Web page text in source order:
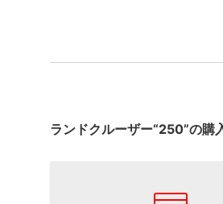
ランドクルーザー“250”の購